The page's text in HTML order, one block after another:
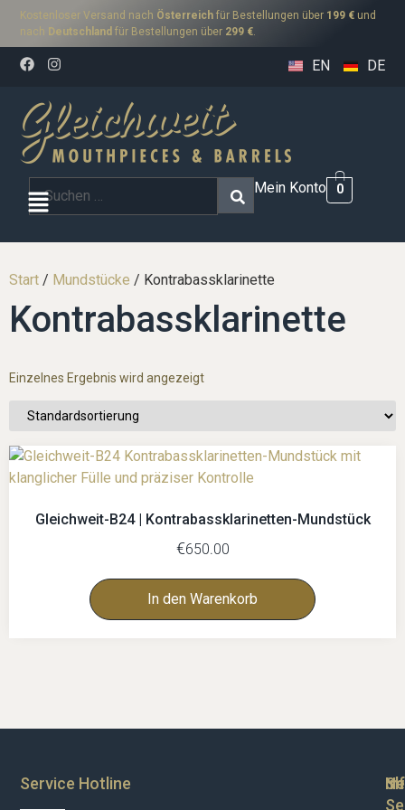
Kostenloser Versand nach Österreich für Bestellungen über 199 € und
nach Deutschland für Bestellungen über 299 €.
EN DE
Mein Konto 0
Start / Mundstücke / Kontrabassklarinette
Kontrabassklarinette
Einzelnes Ergebnis wird angezeigt
Gleichweit-B24 | Kontrabassklarinetten-Mundstück
€650.00
In den Warenkorb
Service Hotline